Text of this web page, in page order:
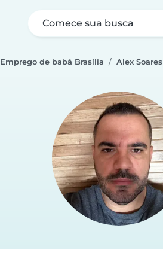
Comece sua busca
Emprego de babá Brasília Alex Soares